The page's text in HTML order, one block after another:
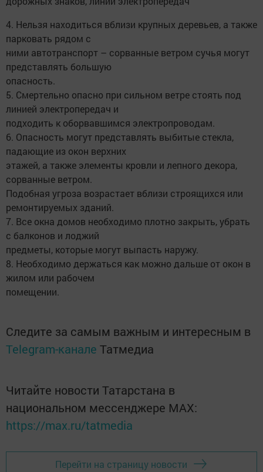
4. Нельзя находиться вблизи крупных деревьев, а также
парковать рядом с
ними автотранспорт – сорванные ветром сучья могут
представлять большую
опасность.
5. Смертельно опасно при сильном ветре стоять под
линией электропередач и
подходить к оборвавшимся электропроводам.
6. Опасность могут представлять выбитые стекла,
падающие из окон верхних
этажей, а также элементы кровли и лепного декора,
сорванные ветром.
Подобная угроза возрастает вблизи строящихся или
ремонтируемых зданий.
7. Все окна домов необходимо плотно закрыть, убрать
с балконов и лоджий
предметы, которые могут выпасть наружу.
8. Необходимо держаться как можно дальше от окон в
жилом или рабочем
помещении.
Следите за самым важным и интересным в
Telegram-канале Татмедиа
Читайте новости Татарстана в
национальном мессенджере MАХ:
https://max.ru/tatmedia
Перейти на страницу новости